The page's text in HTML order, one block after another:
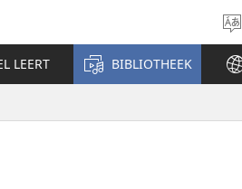
LEERT BIBLIOTHEEK